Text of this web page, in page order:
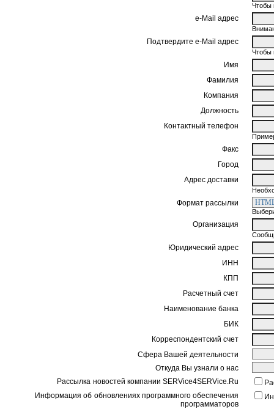
Чтобы
e-Mail адрес
Подтвердите e-Mail адрес
Чтобы
Имя
Фамилия
Компания
Должность
Контактный телефон
Факс
Город
Адрес доставки
Формат рассылки
Организация
Юридический адрес
ИНН
КПП
Расчетный счет
Наименование банка
БИК
Корреспондентский счет
Сфера Вашей деятельности
Откуда Вы узнали о нас
Рассылка новостей компании SERVice4SERVice.Ru
Информация об обновлениях программного обеспечения
программаторов